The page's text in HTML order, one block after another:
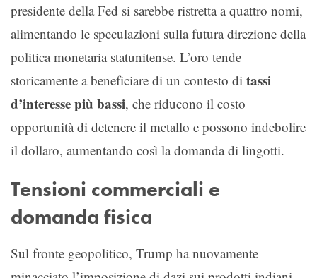
presidente della Fed si sarebbe ristretta a quattro nomi,
alimentando le speculazioni sulla futura direzione della
politica monetaria statunitense. L’oro tende
storicamente a beneficiare di un contesto di tassi
d’interesse più bassi, che riducono il costo
opportunità di detenere il metallo e possono indebolire
il dollaro, aumentando così la domanda di lingotti.
Tensioni commerciali e
domanda fisica
Sul fronte geopolitico, Trump ha nuovamente